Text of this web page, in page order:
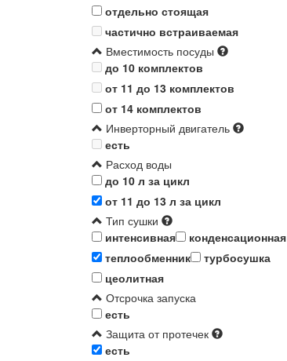
отдельно стоящая
частично встраиваемая
Вместимость посуды
до 10 комплектов
от 11 до 13 комплектов
от 14 комплектов
Инверторный двигатель
есть
Расход воды
до 10 л за цикл
от 11 до 13 л за цикл
Тип сушки
интенсивная
конденсационная
теплообменник
турбосушка
цеолитная
Отсрочка запуска
есть
Защита от протечек
есть